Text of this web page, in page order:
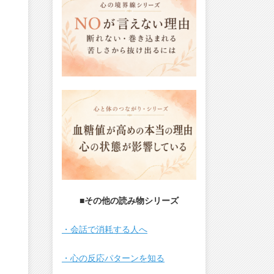
■その他の読み物シリーズ
・会話で消耗する人へ
・心の反応パターンを知る